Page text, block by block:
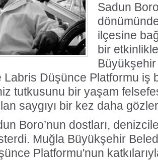
Sadun
ilçesine
bir
Labris Düşünce Platformu iş
tutkusunu bir yaşam
saygıyı bir kez daha
Boro’nun dostları,
Muğla Büyükşehir
Platformu'nun